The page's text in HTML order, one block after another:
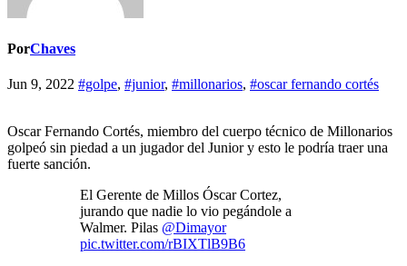
PorChaves
Jun 9, 2022 #golpe, #junior, #millonarios, #oscar fernando cortés
Oscar Fernando Cortés, miembro del cuerpo técnico de Millonarios
golpeó sin piedad a un jugador del Junior y esto le podría traer una
fuerte sanción.
El Gerente de Millos Óscar Cortez,
jurando que nadie lo vio pegándole a
Walmer. Pilas @Dimayor
pic.twitter.com/rBIXTlB9B6